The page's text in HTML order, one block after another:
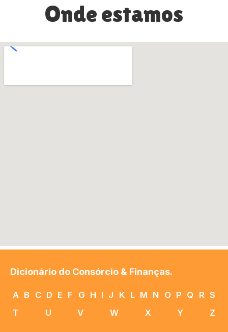
Onde estamos
Dicionário do Consórcio & Finanças.
A B C D E F G H I J K L M N O P Q R S
T
U V W X Y Z